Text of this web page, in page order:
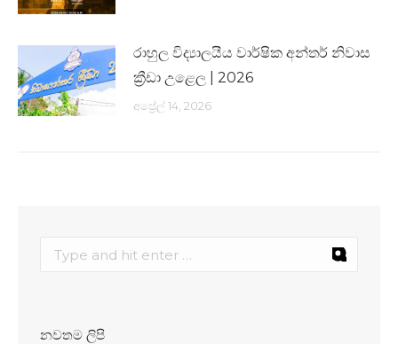
රාහුල විද්‍යාලයීය වාර්ෂික අන්තර් නිවාස
ක්‍රීඩා උළෙල | 2026
අප්‍රේල් 14, 2026
නවතම ලිපි